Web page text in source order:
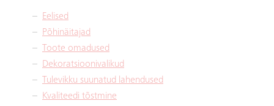
Eelised
Põhinäitajad
Toote omadused
Dekoratsioonivalikud
Tulevikku suunatud lahendused
Kvaliteedi tõstmine